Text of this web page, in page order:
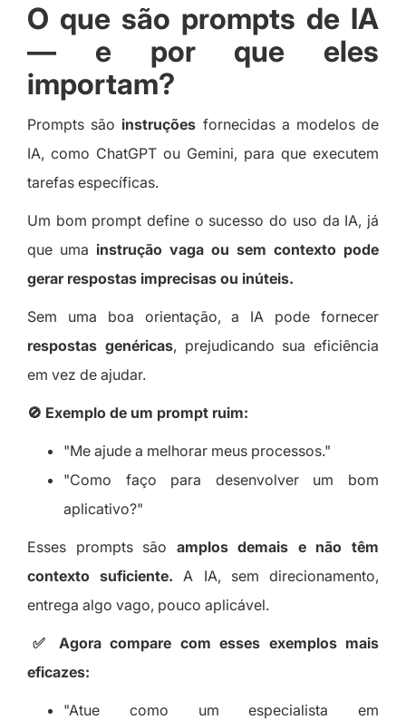
O que são prompts de IA
— e por que eles
importam?
Prompts são instruções fornecidas a modelos de
IA, como ChatGPT ou Gemini, para que executem
tarefas específicas.
Um bom prompt define o sucesso do uso da IA, já
que uma instrução vaga ou sem contexto pode
gerar respostas imprecisas ou inúteis.
Sem uma boa orientação, a IA pode fornecer
respostas genéricas, prejudicando sua eficiência
em vez de ajudar.
🚫 Exemplo de um prompt ruim:
"Me ajude a melhorar meus processos."
"Como faço para desenvolver um bom
aplicativo?"
Esses prompts são amplos demais e não têm
contexto suficiente.A IA, sem direcionamento,
entrega algo vago, pouco aplicável.
✅ Agora compare com esses exemplos mais
eficazes:
"Atue como um especialista em